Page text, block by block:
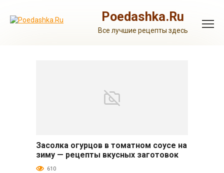
контенту
Poedashka.Ru
Все лучшие рецепты здесь
Засолка огурцов в томатном соусе на
зиму — рецепты вкусных заготовок
610